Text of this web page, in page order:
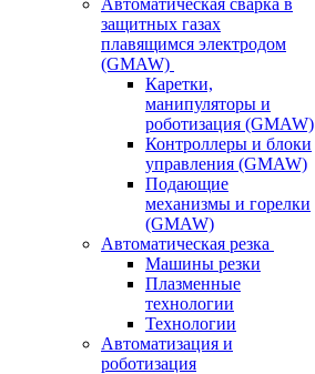
Автоматическая сварка в
защитных газах
плавящимся электродом
(GMAW)
Каретки,
манипуляторы и
роботизация (GMAW)
Контроллеры и блоки
управления (GMAW)
Подающие
механизмы и горелки
(GMAW)
Автоматическая резка
Машины резки
Плазменные
технологии
Технологии
Автоматизация и
роботизация